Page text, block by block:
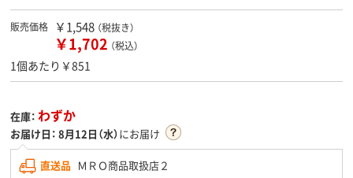
販売価格 ￥1,548 （税抜き）
￥1,702 （税込）
1個あたり￥851
在庫： わずか
お届け日： 8月12日（水）にお届け
直送品 ＭＲＯ商品取扱店２